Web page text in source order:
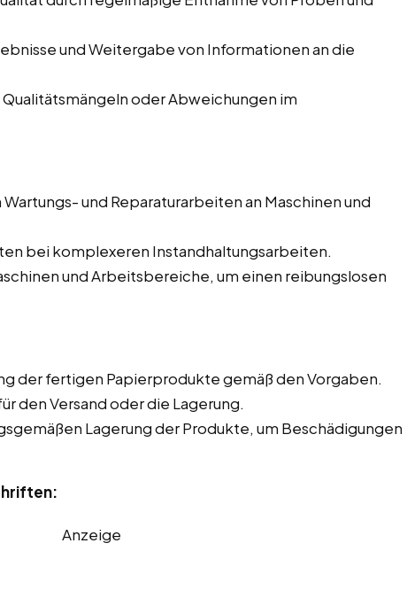
und Weitergabe von Informationen an die
oder Abweichungen im
und Reparaturarbeiten an Maschinen und
bei komplexeren Instandhaltungsarbeiten.
und Arbeitsbereiche, um einen reibungslosen
der fertigen Papierprodukte gemäß den Vorgaben.
den Versand oder die Lagerung.
Lagerung der Produkte, um Beschädigungen
Anzeige